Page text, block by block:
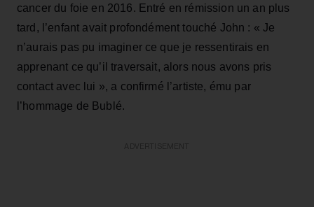
cancer du foie en 2016. Entré en rémission un an plus
tard, l’enfant avait profondément touché John : « Je
n’aurais pas pu imaginer ce que je ressentirais en
apprenant ce qu’il traversait, alors nous avons pris
contact avec lui », a confirmé l’artiste, ému par
l’hommage de Bublé.